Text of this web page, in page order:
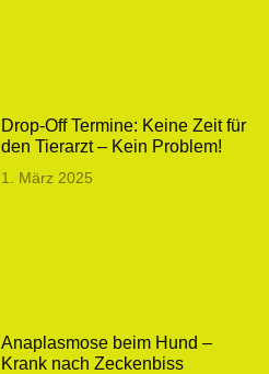
Drop-Off Termine: Keine Zeit für
den Tierarzt – Kein Problem!
1. März 2025
Anaplasmose beim Hund –
Krank nach Zeckenbiss